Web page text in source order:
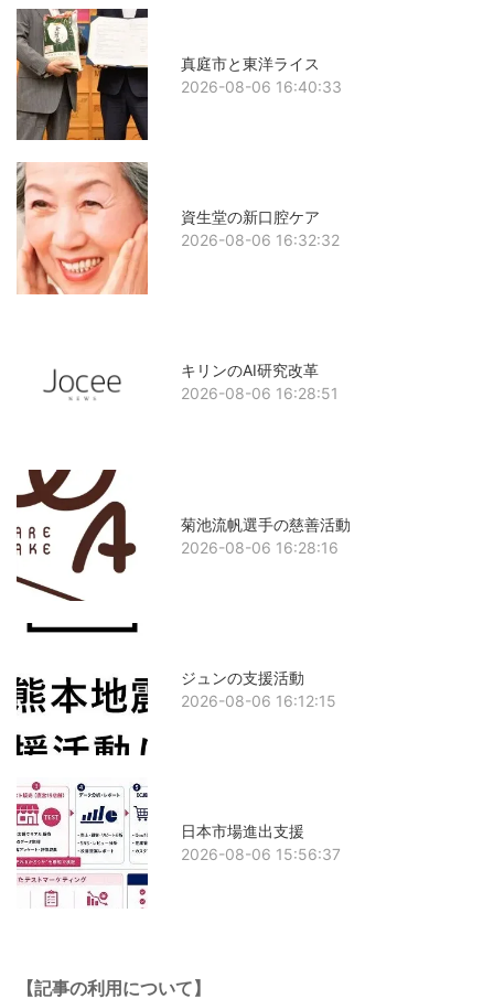
真庭市と東洋ライス
2026-08-06 16:40:33
資生堂の新口腔ケア
2026-08-06 16:32:32
キリンのAI研究改革
2026-08-06 16:28:51
菊池流帆選手の慈善活動
2026-08-06 16:28:16
ジュンの支援活動
2026-08-06 16:12:15
日本市場進出支援
2026-08-06 15:56:37
【記事の利用について】